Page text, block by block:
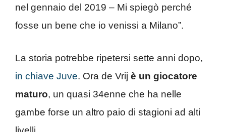
nel gennaio del 2019 – Mi spiegò perché
fosse un bene che io venissi a Milano”.
La storia potrebbe ripetersi sette anni dopo,
in chiave Juve. Ora de Vrij è un giocatore
maturo, un quasi 34enne che ha nelle
gambe forse un altro paio di stagioni ad alti